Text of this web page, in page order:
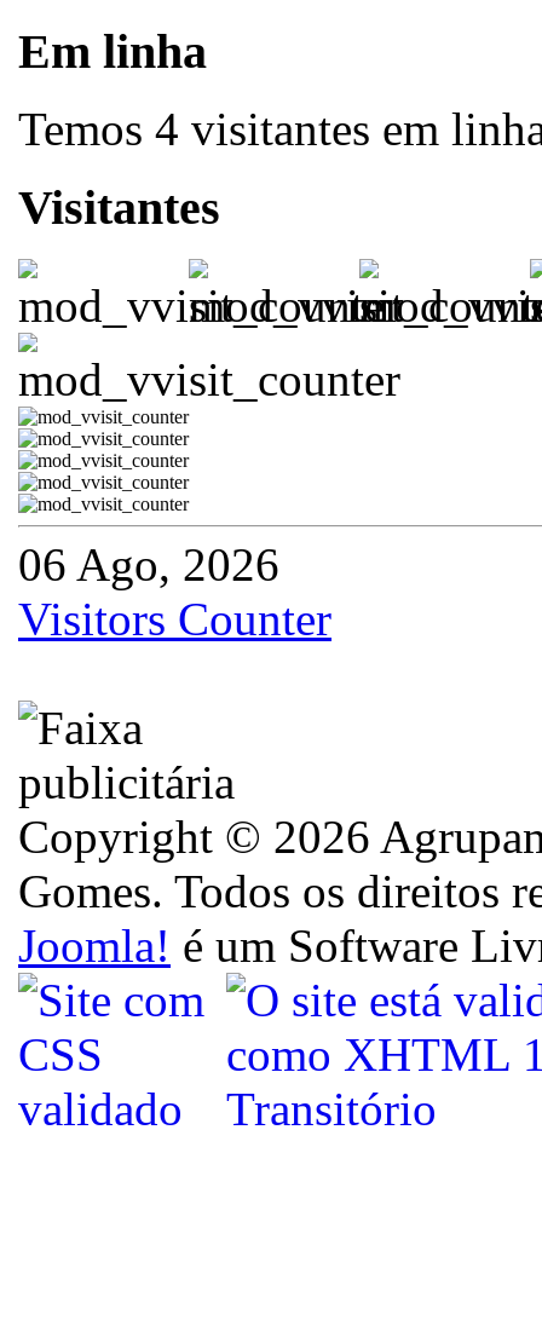
Em linha
Temos 4 visitantes em
Visitantes
06 Ago, 2026
Visitors Counter
Copyright © 2026
Gomes. Todos os direitos
Joomla! é um Software